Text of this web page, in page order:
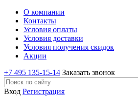
О компании
Контакты
Условия оплаты
Условия доставки
Условия получения скидок
Акции
+7 495 135-15-14 Заказать звонок
Вход Регистрация